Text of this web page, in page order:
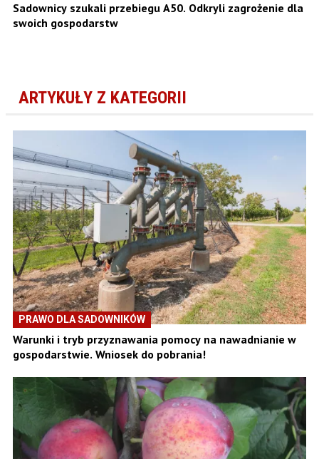
Sadownicy szukali przebiegu A50. Odkryli zagrożenie dla
swoich gospodarstw
ARTYKUŁY Z KATEGORII
PRAWO DLA SADOWNIKÓW
Warunki i tryb przyznawania pomocy na nawadnianie w
gospodarstwie. Wniosek do pobrania!